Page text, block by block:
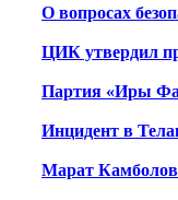
О вопросах
ЦИК утвердил
Партия «Иры
Инцидент в
Марат